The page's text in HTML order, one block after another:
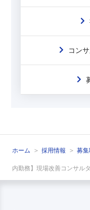
コン
ホーム 採用情報 募
内勤務】現場改善コンサル